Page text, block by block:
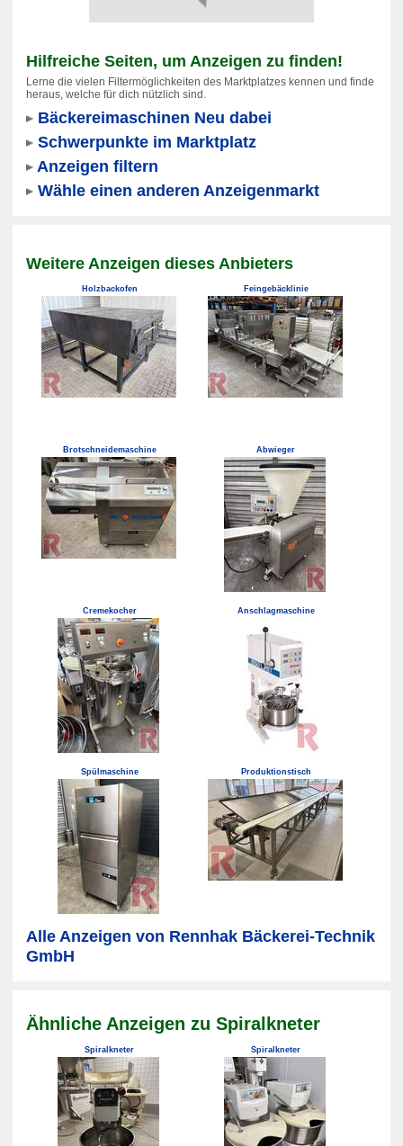
Hilfreiche Seiten, um Anzeigen zu finden!
Lerne die vielen Filtermöglichkeiten des Marktplatzes kennen und finde
heraus, welche für dich nützlich sind.
Bäckereimaschinen Neu dabei
Schwerpunkte im Marktplatz
Anzeigen filtern
Wähle einen anderen Anzeigenmarkt
Weitere Anzeigen dieses Anbieters
Holzbackofen Feingebäcklinie
Brotschneidemaschine Abwieger
Cremekocher Anschlagmaschine
Spülmaschine Produktionstisch
Alle Anzeigen von Rennhak Bäckerei-Technik
GmbH
Ähnliche Anzeigen zu Spiralkneter
Spiralkneter Spiralkneter